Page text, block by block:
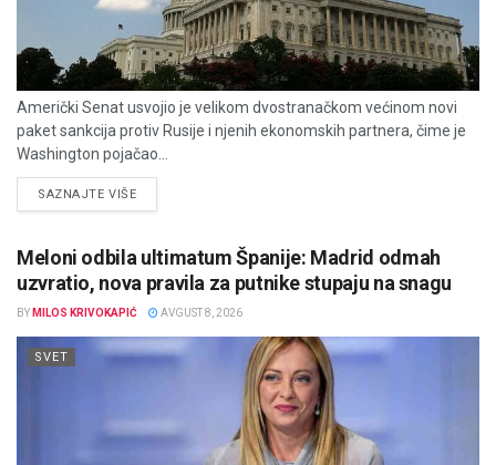
Američki Senat usvojio je velikom dvostranačkom većinom novi
paket sankcija protiv Rusije i njenih ekonomskih partnera, čime je
Washington pojačao...
SAZNAJTE VIŠEDETAILS
Meloni odbila ultimatum Španije: Madrid odmah
uzvratio, nova pravila za putnike stupaju na snagu
BY MILOS KRIVOKAPIĆ AVGUST 8, 2026
SVET